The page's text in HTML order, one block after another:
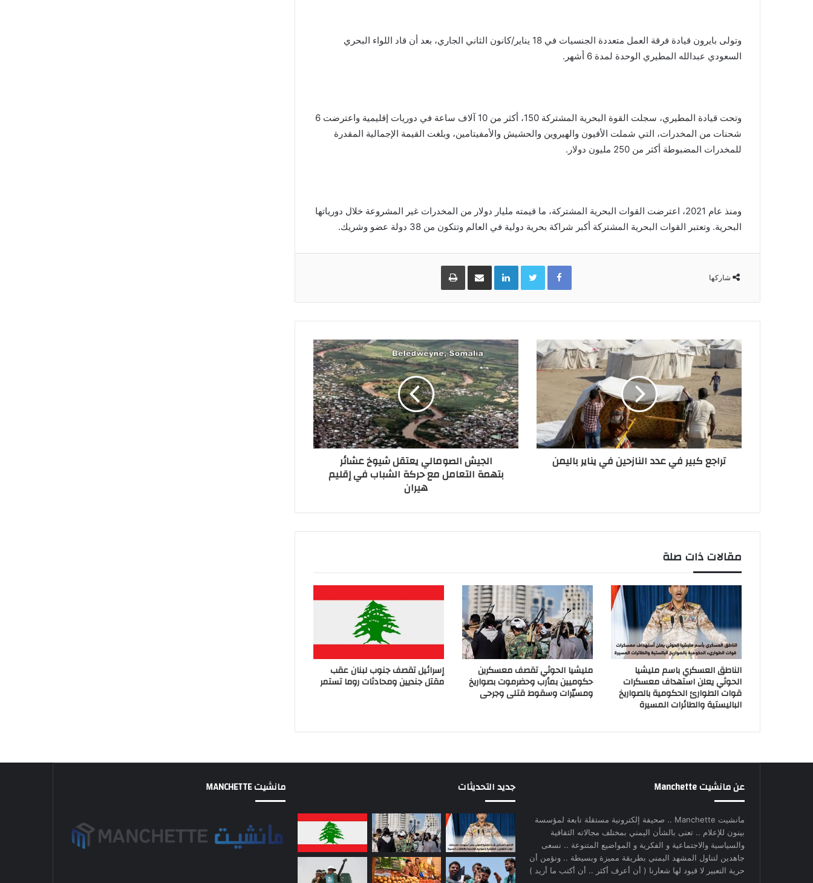
وتولى بايرون قيادة فرقة العمل متعددة الجنسيات في 18 يناير/كانون الثاني الجاري، بعد أن قاد اللواء البحري
السعودي عبدالله المطيري الوحدة لمدة 6 أشهر.
وتحت قيادة المطيري، سجلت القوة البحرية المشتركة 150، أكثر من 10 آلاف ساعة في دوريات إقليمية واعترضت 6
شحنات من المخدرات، التي شملت الأفيون والهيروين والحشيش والأمفيتامين، وبلغت القيمة الإجمالية المقدرة
للمخدرات المضبوطة أكثر من 250 مليون دولار.
ومنذ عام 2021، اعترضت القوات البحرية المشتركة، ما قيمته مليار دولار من المخدرات غير المشروعة خلال دورياتها
البحرية. وتعتبر القوات البحرية المشتركة أكبر شراكة بحرية دولية في العالم وتتكون من 38 دولة عضو وشريك.
شاركها
Facebook
Twitter
LinkedInمشاركة عبر البريد طباعة
تراجع كبير في عدد النازحين في يناير باليمن الجيش الصومالي يعتقل شيوخ عشائر
بتهمة التعامل مع حركة الشباب في إقليم
هيران
مقالات ذات صلة
الناطق العسكري باسم مليشيا
الحوثي يعلن استهداف معسكرات
قوات الطوارئ الحكومية بالصواريخ
الباليستية والطائرات المسيرة
مليشيا الحوثي تقصف معسكرين
حكوميين بمأرب وحضرموت بصواريخ
ومسيّرات وسقوط قتلى وجرحى
إسرائيل تقصف جنوب لبنان عقب
مقتل جنديين ومحادثات روما تستمر
عن مانشيت Manchette
مانشيت Manchette .. صحيفة إلكترونية مستقلة تابعة لمؤسسة
بينون للإعلام .. تعنى بالشأن اليمني بمختلف مجالاته الثقافية
والسياسية والاجتماعية و الفكرية و المواضيع المتنوعة .. نسعى
جاهدين لتناول المشهد اليمني بطريقة مميزة وبسيطة .. ونؤمن أن
حرية التعبير لا قيود لها شعارنا ( أن أعرف أكثر .. أن أكتب ما أريد )
جديد التحديثات مانشيت MANCHETTE